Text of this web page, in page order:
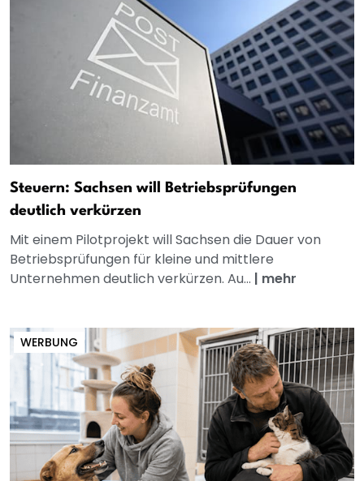
Steuern: Sachsen will Betriebsprüfungen
deutlich verkürzen
Mit einem Pilotprojekt will Sachsen die Dauer von
Betriebsprüfungen für kleine und mittlere
Unternehmen deutlich verkürzen. Au... | mehr
WERBUNG